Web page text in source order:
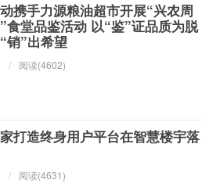
携手力源粮油超市开展“兴农周
食堂品鉴活动 以“鉴”证品质为脱
销”出希望
/ 阅读(4602)
打造终身用户平台在智慧楼宇落
/ 阅读(4631)